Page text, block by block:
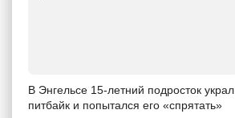
В Энгельсе 15-летний подросток украл
питбайк и попытался его «спрятать»